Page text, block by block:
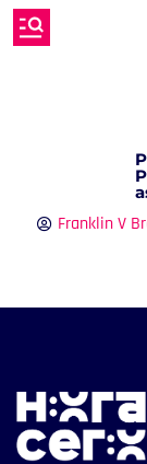
Franklin V